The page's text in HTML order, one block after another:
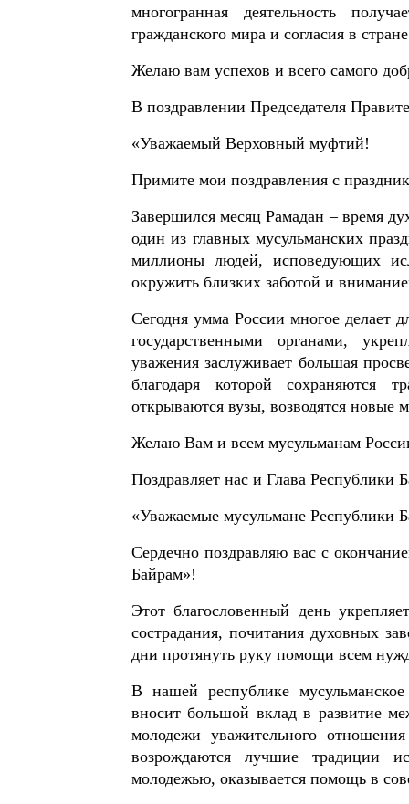
многогранная деятельность
гражданского мира и согласия в
Желаю вам успехов и всего самого
В поздравлении Председателя
«Уважаемый Верховный муфтий!
Примите мои поздравления с
Завершился месяц Рамадан – время
один из главных мусульманских
миллионы людей, исповедующих
окружить близких заботой и
Сегодня умма России многое делает
государственными органами,
уважения заслуживает большая
благодаря которой сохраняются
открываются вузы, возводятся новые
Желаю Вам и всем мусульманам
Поздравляет нас и Глава
«Уважаемые мусульмане Республики
Сердечно поздравляю вас с
Байрам»!
Этот благословенный день
сострадания, почитания духовных
дни протянуть руку помощи всем
В нашей республике
вносит большой вклад в развитие
молодежи уважительного
возрождаются лучшие традиции
молодежью, оказывается помощь в